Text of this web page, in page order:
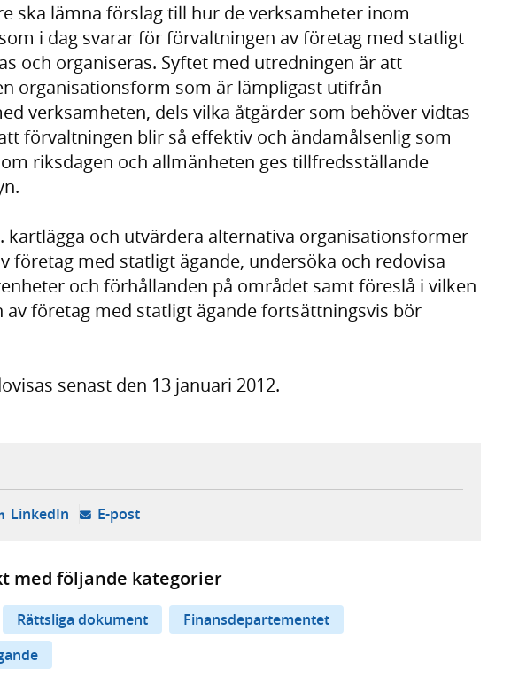
ska lämna förslag till hur de verksamheter inom
i dag svarar för förvaltningen av företag med statligt
och organiseras. Syftet med utredningen är att
organisationsform som är lämpligast utifrån
verksamheten, dels vilka åtgärder som behöver vidtas
förvaltningen blir så effektiv och ändamålsenlig som
riksdagen och allmänheten ges tillfredsställande
kartlägga och utvärdera alternativa organisationsformer
företag med statligt ägande, undersöka och redovisa
och förhållanden på området samt föreslå i vilken
företag med statligt ägande fortsättningsvis bör
senast den 13 januari 2012.
i ny flik, extern webbplats,
i ny flik, extern webbplats,
LinkedIn- öppnas i ny flik, extern webbplats,
E-post- öppnar din e-postklient,
med följande kategorier
Rättsliga dokument
Finansdepartementet